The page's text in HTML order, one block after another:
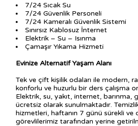
7/24 Sıcak Su
7/24 Güvenlik Personeli
7/24 Kameralı Güvenlik Sistemi
Sınırsız Kablosuz İnternet
Elektrik – Su – Isınma
Çamaşır Yıkama Hizmeti
Evinize Alternatif Yaşam Alanı
Tek ve çift kişilik odaları ile modern,
konforlu ve huzurlu bir ders çalışma
Elektrik, su, yakıt, internet, barınma,
ücretsiz olarak sunulmaktadır.
hizmetleri, haftanın 7 günü sürekli ve
görevlilerimiz tarafından yerine